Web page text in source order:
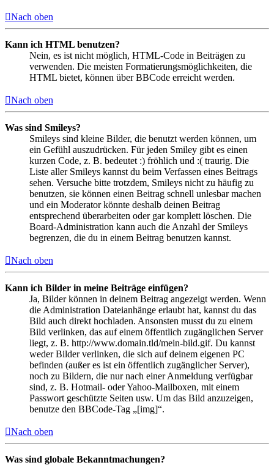
Nach oben
Kann ich HTML benutzen?
Nein, es ist nicht möglich, HTML-Code in Beiträgen zu
verwenden. Die meisten Formatierungsmöglichkeiten, die
HTML bietet, können über BBCode erreicht werden.
Nach oben
Was sind Smileys?
Smileys sind kleine Bilder, die benutzt werden können, um
ein Gefühl auszudrücken. Für jeden Smiley gibt es einen
kurzen Code, z. B. bedeutet :) fröhlich und :( traurig. Die
Liste aller Smileys kannst du beim Verfassen eines Beitrags
sehen. Versuche bitte trotzdem, Smileys nicht zu häufig zu
benutzen, sie können einen Beitrag schnell unlesbar machen
und ein Moderator könnte deshalb deinen Beitrag
entsprechend überarbeiten oder gar komplett löschen. Die
Board-Administration kann auch die Anzahl der Smileys
begrenzen, die du in einem Beitrag benutzen kannst.
Nach oben
Kann ich Bilder in meine Beiträge einfügen?
Ja, Bilder können in deinem Beitrag angezeigt werden. Wenn
die Administration Dateianhänge erlaubt hat, kannst du das
Bild auch direkt hochladen. Ansonsten musst du zu einem
Bild verlinken, das auf einem öffentlich zugänglichen Server
liegt, z. B. http://www.domain.tld/mein-bild.gif. Du kannst
weder Bilder verlinken, die sich auf deinem eigenen PC
befinden (außer es ist ein öffentlich zugänglicher Server),
noch zu Bildern, die nur nach einer Anmeldung verfügbar
sind, z. B. Hotmail- oder Yahoo-Mailboxen, mit einem
Passwort geschützte Seiten usw. Um das Bild anzuzeigen,
benutze den BBCode-Tag „[img]“.
Nach oben
Was sind globale Bekanntmachungen?